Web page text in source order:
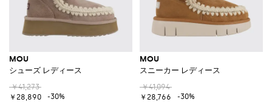
MOU
シューズ レディース
￥41,273
￥28,890
-30%
MOU
スニーカー レディース
￥41,094
￥28,766
-30%